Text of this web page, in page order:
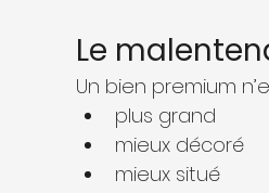
Le
Un bien premium
plus grand
mieux décoré
mieux situé